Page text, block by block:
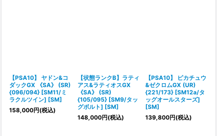
【PSA10】 ヤドン&コ
ダックGX 《SA》 (SR)
{096/094} [SM11/ミ
ラクルツイン] [SM]
158,000円(税込)
【状態ランクB】ラティ
アス&ラティオスGX
《SA》 (SR)
{105/095} [SM9/タッ
グボルト] [SM]
148,000円(税込)
【PSA10】 ピカチュウ
&ゼクロムGX (UR)
{221/173} [SM12a/タ
ッグオールスターズ]
[SM]
139,800円(税込)